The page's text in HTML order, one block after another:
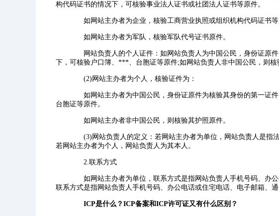
构代码证书的情况下，可核验事业法人证书或社团法人证书等原件。
如网站主办者为企业，核验工商营业执照或组织机构代码证书等
如网站主办者为军队，核验军队代号证书原件。
网站负责人的个人证件：如网站负责人为中国公民，身份证原件
下，可核验户口簿、***、台胞证等原件;如网站负责人非中国公民，则核
(2)网站主办者为个人，核验证件为：
如网站主办者为中国公民，身份证原件为核验其身份的第一证件
台胞证等原件。
如网站主办者非中国公民，则核验其护照原件。
(3)网站负责人的定义：若网站主办者为单位，网站负责人是指
若网站主办者为个人，网站负责人为其本人。
2.联系方式
如网站主办者为单位，联系方式是指网站负责人手机号码、办公
联系方式是指网站负责人手机号码、办公电话或住宅电话、电子邮箱、通
ICP是什么？ICP备案和ICP许可证又有什么区别？